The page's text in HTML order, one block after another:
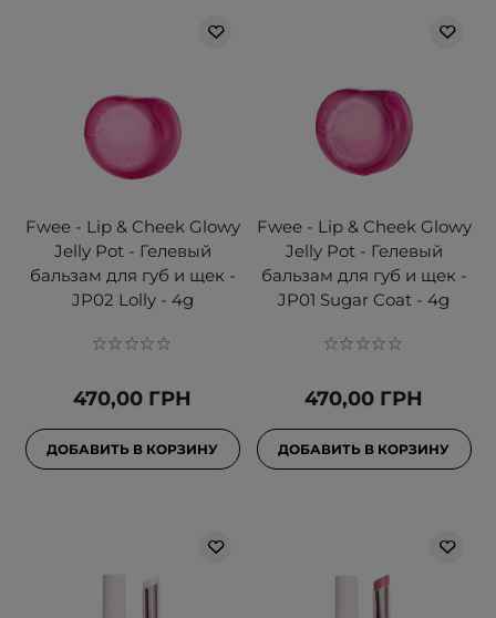
Fwee - Lip & Cheek Glowy
Jelly Pot - Гелевый
бальзам для губ и щек -
JP02 Lolly - 4g
470,00 ГРН
ДОБАВИТЬ В КОРЗИНУ
Fwee - Lip & Cheek Glowy
Jelly Pot - Гелевый
бальзам для губ и щек -
JP01 Sugar Coat - 4g
470,00 ГРН
ДОБАВИТЬ В КОРЗИНУ